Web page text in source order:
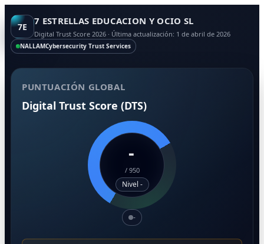
7E 7 ESTRELLAS EDUCACION Y OCIO SL
Digital Trust Score 2026 · Última actualización: 1 de abril de 2026
NALLAMCybersecurity Trust Services
PUNTUACIÓN GLOBAL
Digital Trust Score (DTS)
-
/ 950
Nivel -
-